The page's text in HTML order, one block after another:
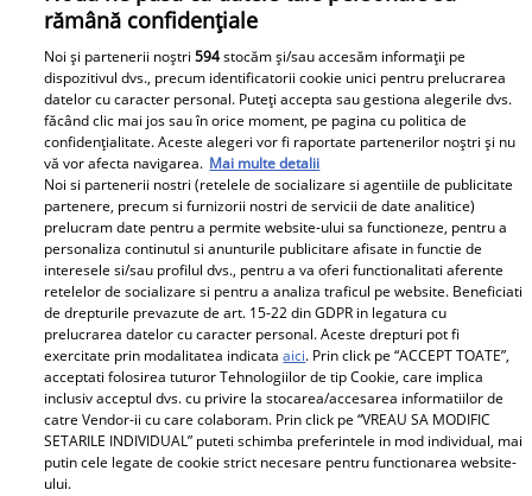
rămână confidențiale
Noi și partenerii noștri594stocăm și/sau accesăm informații pe
dispozitivul dvs., precum identificatorii cookie unici pentru prelucrarea
datelor cu caracter personal. Puteți accepta sau gestiona alegerile dvs.
făcând clic mai jos sau în orice moment, pe pagina cu politica de
confidențialitate. Aceste alegeri vor fi raportate partenerilor noștri și nu
vă vor afecta navigarea. Mai multe detalii
Noi si partenerii nostri (retelele de socializare si agentiile de publicitate
partenere, precum si furnizorii nostri de servicii de date analitice)
prelucram date pentru a permite website-ului sa functioneze, pentru a
personaliza continutul si anunturile publicitare afisate in functie de
interesele si/sau profilul dvs., pentru a va oferi functionalitati aferente
retelelor de socializare si pentru a analiza traficul pe website. Beneficiati
de drepturile prevazute de art. 15-22 din GDPR in legatura cu
prelucrarea datelor cu caracter personal. Aceste drepturi pot fi
exercitate prin modalitatea indicataaici. Prin click pe “ACCEPT TOATE”,
acceptati folosirea tuturor Tehnologiilor de tip Cookie, care implica
inclusiv acceptul dvs. cu privire la stocarea/accesarea informatiilor de
catre Vendor-ii cu care colaboram. Prin click pe “VREAU SA MODIFIC
SETARILE INDIVIDUAL” puteti schimba preferintele in mod individual, mai
putin cele legate de cookie strict necesare pentru functionarea website-
ului.